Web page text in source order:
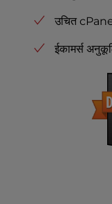
उचित
ईकामर्स